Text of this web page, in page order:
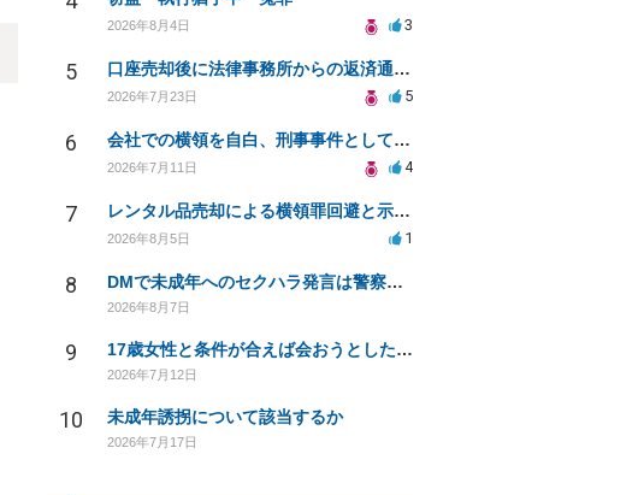
2026年8月4日 3
5 口座売却後に法律事務所からの返済通知、どう対処すべきか？
2026年7月23日 5
6 会社での横領を自白、刑事事件としての処罰の可能性は？
2026年7月11日 4
7 レンタル品売却による横領罪回避と示談交渉方法
2026年8月5日 1
8 DMで未成年へのセクハラ発言は警察に捕まる可能性はありますか
2026年8月7日
9 17歳女性と条件が合えば会おうとしたが実際には会わずSNS上でやりとりのみをした場合
2026年7月12日
10 未成年誘拐について該当するか
2026年7月17日